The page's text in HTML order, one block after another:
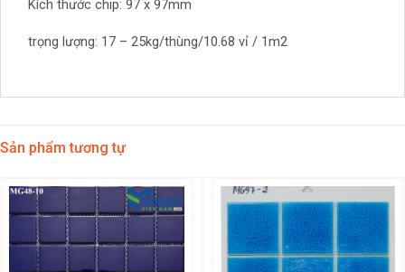
Kích thước chip: 97 x 97mm
trọng lượng: 17 – 25kg/thùng/10.68 vỉ / 1m2
Sản phẩm tương tự